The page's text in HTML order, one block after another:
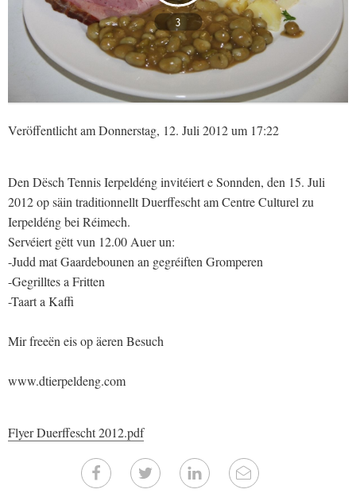
3
Veröffentlicht am Donnerstag, 12. Juli 2012 um 17:22
Den Dësch Tennis Ierpeldéng invitéiert e Sonnden, den 15. Juli
2012 op säin traditionnellt Duerffescht am Centre Culturel zu
Ierpeldéng bei Réimech.
Servéiert gëtt vun 12.00 Auer un:
-Judd mat Gaardebounen an gegréiften Gromperen
-Gegrilltes a Fritten
-Taart a Kaffi
Mir freeën eis op äeren Besuch
www.dtierpeldeng.com
Flyer Duerffescht 2012.pdf